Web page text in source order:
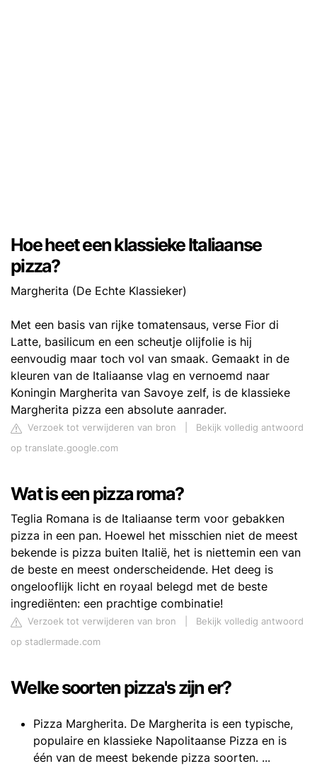
Hoe heet een klassieke Italiaanse
pizza?
Margherita (De Echte Klassieker)
Met een basis van rijke tomatensaus, verse Fior di
Latte, basilicum en een scheutje olijfolie is hij
eenvoudig maar toch vol van smaak. Gemaakt in de
kleuren van de Italiaanse vlag en vernoemd naar
Koningin Margherita van Savoye zelf, is de klassieke
Margherita pizza een absolute aanrader.
Verzoek tot verwijderen van bron
Bekijk volledig antwoord
op translate.google.com
Wat is een pizza roma?
Teglia Romana is de Italiaanse term voor gebakken
pizza in een pan. Hoewel het misschien niet de meest
bekende is pizza buiten Italië, het is niettemin een van
de beste en meest onderscheidende. Het deeg is
ongelooflijk licht en royaal belegd met de beste
ingrediënten: een prachtige combinatie!
Verzoek tot verwijderen van bron
Bekijk volledig antwoord
op stadlermade.com
Welke soorten pizza's zijn er?
Pizza Margherita. De Margherita is een typische,
populaire en klassieke Napolitaanse Pizza en is
één van de meest bekende pizza soorten. ...